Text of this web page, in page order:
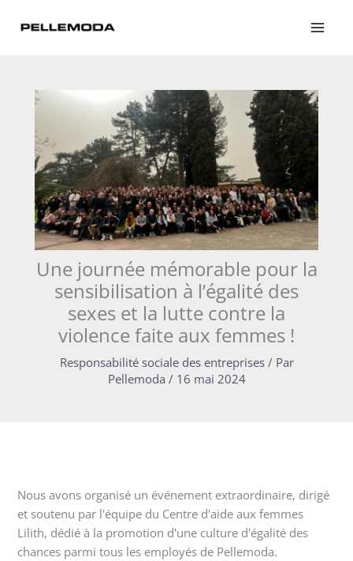
Une journée mémorable pour la
sensibilisation à l’égalité des
sexes et la lutte contre la
violence faite aux femmes !
Responsabilité sociale des entreprises/ Par
Pellemoda / 16 mai 2024
Nous avons organisé un événement extraordinaire, dirigé
et soutenu par l'équipe du Centre d'aide aux femmes
Lilith, dédié à la promotion d'une culture d'égalité des
chances parmi tous les employés de Pellemoda.